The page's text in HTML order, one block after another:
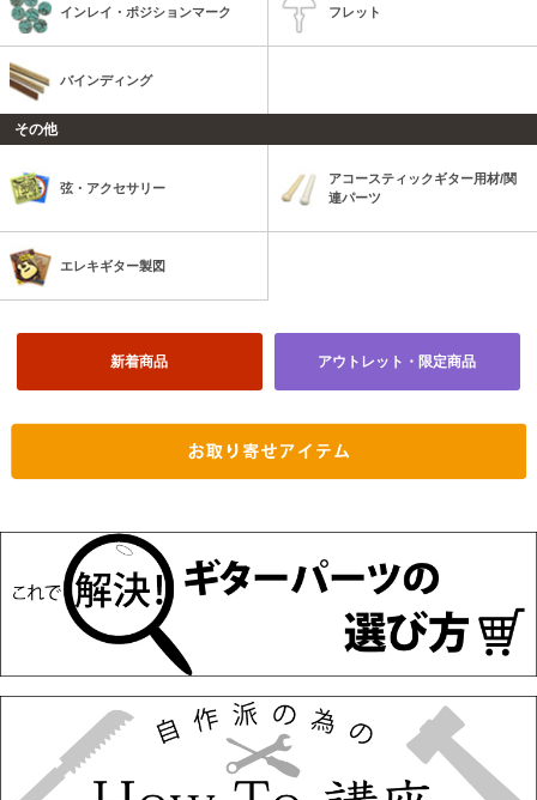
インレイ・ポジションマーク フレット
バインディング
その他
弦・アクセサリー
アコースティックギター用材/関
連パーツ
エレキギター製図
新着商品 アウトレット・限定商品